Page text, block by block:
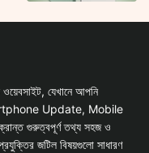
যেখানে আপনি
Update, Mobile
গুরুত্বপূর্ণ তথ্য সহজ ও
জটিল বিষয়গুলো সাধারণ